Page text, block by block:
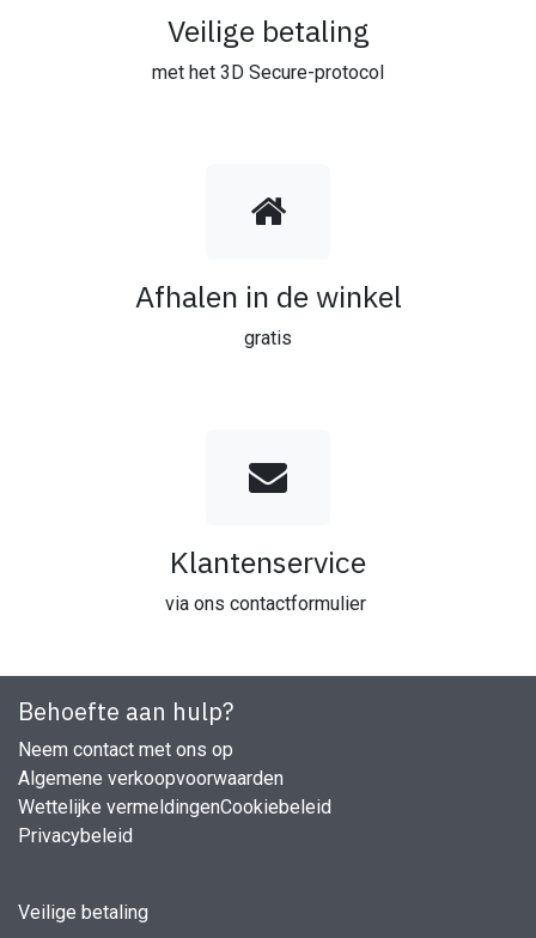
Veilige betaling
met het 3D Secure-protocol
Afhalen in de winkel
gratis
Klantenservice
via ons contactformulier
Behoefte aan hulp?
Neem contact met ons op
Algemene verkoopvoorwaarden
Wettelijke vermeldingenCookiebeleid
Privacybeleid
Veilige betaling